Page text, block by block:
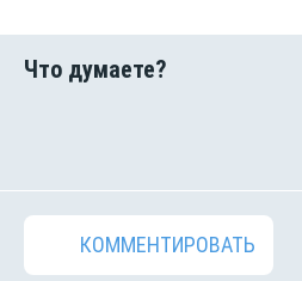
КОММЕНТИРОВАТЬ